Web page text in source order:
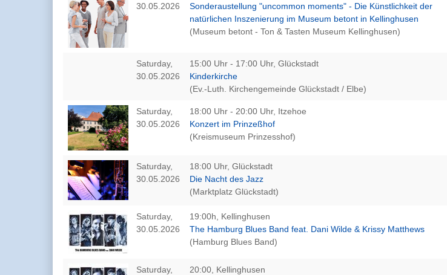
30.05.2026
Sonderaustellung "uncommon moments" - Die Künstlichkeit der
natürlichen Inszenierung im Museum betont in Kellinghusen
(Museum betont - Ton & Tasten Museum Kellinghusen)
Saturday,
30.05.2026
15:00 Uhr - 17:00 Uhr, Glückstadt
Kinderkirche
(Ev.-Luth. Kirchengemeinde Glückstadt / Elbe)
Saturday,
30.05.2026
18:00 Uhr - 20:00 Uhr, Itzehoe
Konzert im Prinzeßhof
(Kreismuseum Prinzesshof)
Saturday,
30.05.2026
18:00 Uhr, Glückstadt
Die Nacht des Jazz
(Marktplatz Glückstadt)
Saturday,
30.05.2026
19:00h, Kellinghusen
The Hamburg Blues Band feat. Dani Wilde & Krissy Matthews
(Hamburg Blues Band)
Saturday,
20:00, Kellinghusen